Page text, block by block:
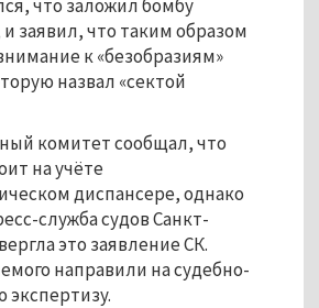
что заложил бомбу
заявил, что таким образом
к «безобразиям»
назвал «сектой
комитет сообщал, что
на учёте
диспансере, однако
служба судов Санкт-
это заявление СК.
направили на судебно-
экспертизу.